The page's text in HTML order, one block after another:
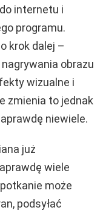
internetu i
programu.
krok dalej –
obrazu
wizualne i
zmienia to jednak
niewiele.
już
wiele
może
podsyłać